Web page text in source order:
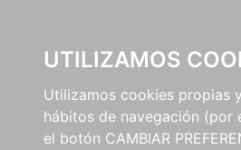
UTILIZAMOS
Utilizamos cookies propias
hábitos de navegación (por
el botón CAMBIAR